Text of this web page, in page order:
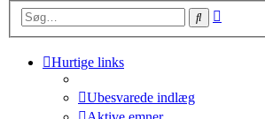
Søg
Hurtige links
Ubesvarede indlæg